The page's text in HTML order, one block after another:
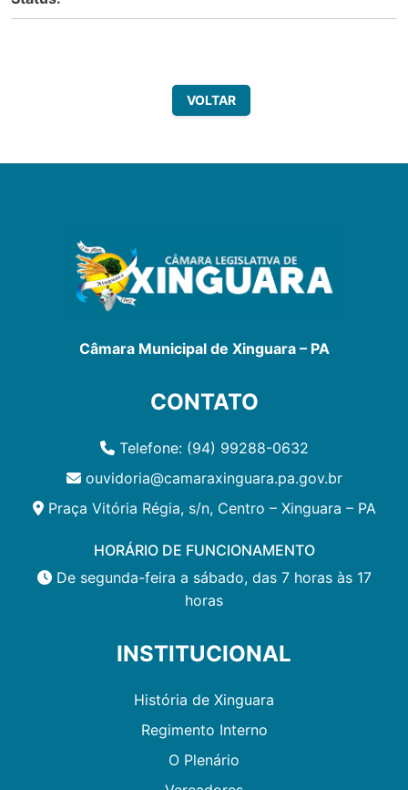
VOLTAR
Câmara Municipal de Xinguara – PA
CONTATO
Telefone: (94) 99288-0632
ouvidoria@camaraxinguara.pa.gov.br
Praça Vitória Régia, s/n, Centro – Xinguara – PA
HORÁRIO DE FUNCIONAMENTO
De segunda-feira a sábado, das 7 horas às 17
horas
INSTITUCIONAL
História de Xinguara
Regimento Interno
O Plenário